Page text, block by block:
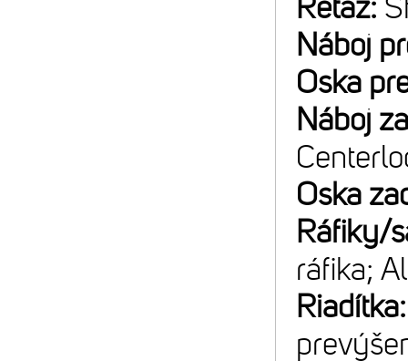
Reťaz:
Náboj
Oska
Náboj
Oska
Ráfiky/
ráfika;